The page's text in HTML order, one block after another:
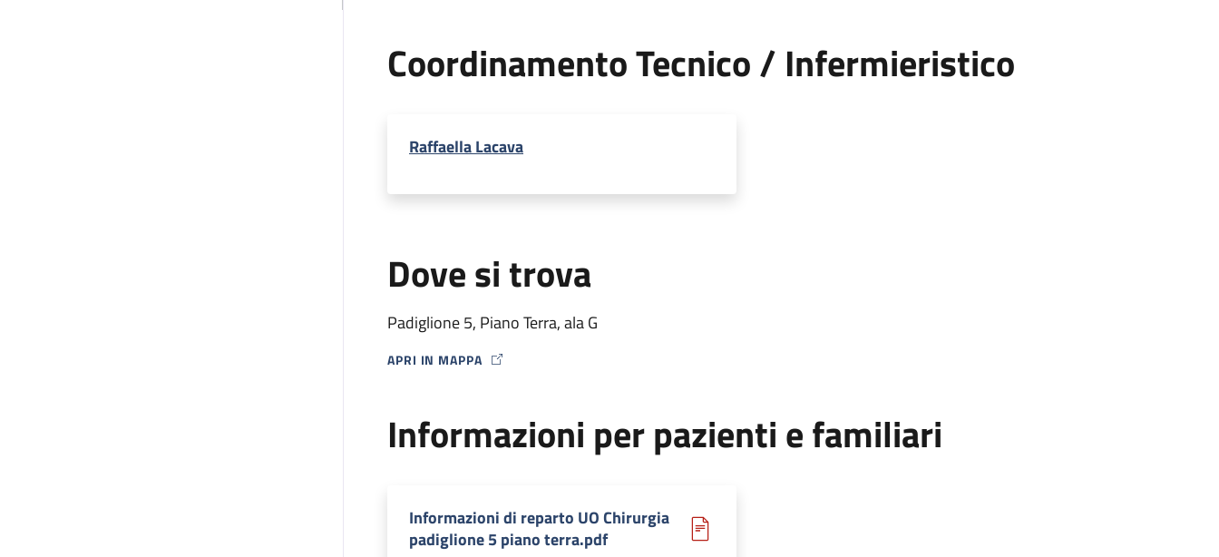
Coordinamento Tecnico / Infermieristico
Raffaella Lacava
Dove si trova
Padiglione 5, Piano Terra, ala G
APRI IN MAPPA
MAP ICON
Informazioni per pazienti e familiari
Informazioni di reparto UO Chirurgia
padiglione 5 piano terra.pdf